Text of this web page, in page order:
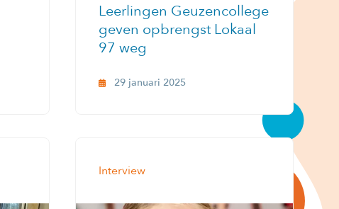
Leerlingen Geuzencollege
geven opbrengst Lokaal
97 weg
29 januari 2025
Interview